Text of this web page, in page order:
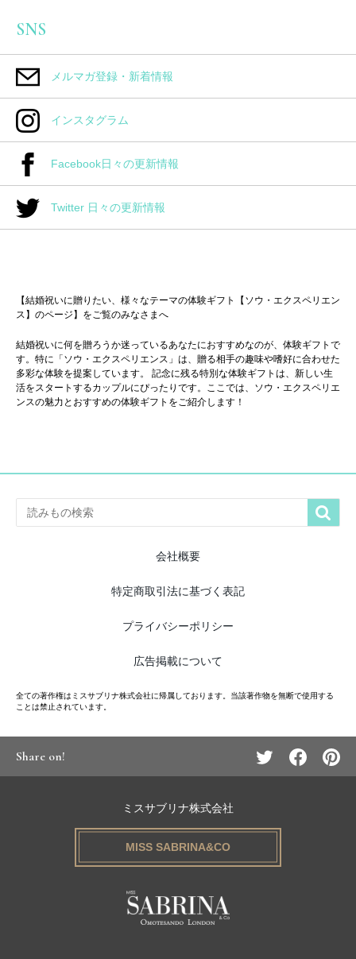
SNS
メルマガ登録・新着情報
インスタグラム
Facebook日々の更新情報
Twitter 日々の更新情報
【結婚祝いに贈りたい、様々なテーマの体験ギフト【ソウ・エクスペリエン
ス】のページ】をご覧のみなさまへ
結婚祝いに何を贈ろうか迷っているあなたにおすすめなのが、体験ギフトで
す。特に「ソウ・エクスペリエンス」は、贈る相手の趣味や嗜好に合わせた
多彩な体験を提案しています。 記念に残る特別な体験ギフトは、新しい生
活をスタートするカップルにぴったりです。ここでは、ソウ・エクスペリエ
ンスの魅力とおすすめの体験ギフトをご紹介します！

会社概要
特定商取引法に基づく表記
プライバシーポリシー
広告掲載について
全ての著作権はミスサブリナ株式会社に帰属しております。当該著作物を無断で使用する
ことは禁止されています。
Share on!
ミスサブリナ株式会社
MISS SABRINA&CO